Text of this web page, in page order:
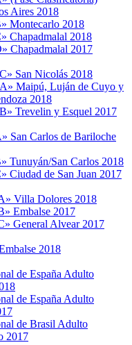
Aires 2018
Montecarlo 2018
Chapadmalal 2018
Chapadmalal 2017
San Nicolás 2018
Maipú, Luján de Cuyo y
2018
Trevelin y Esquel 2017
San Carlos de Bariloche
Tunuyán/San Carlos 2018
Ciudad de San Juan 2017
Villa Dolores 2018
Embalse 2017
General Alvear 2017
2018
de España Adulto
de España Adulto
de Brasil Adulto
2017